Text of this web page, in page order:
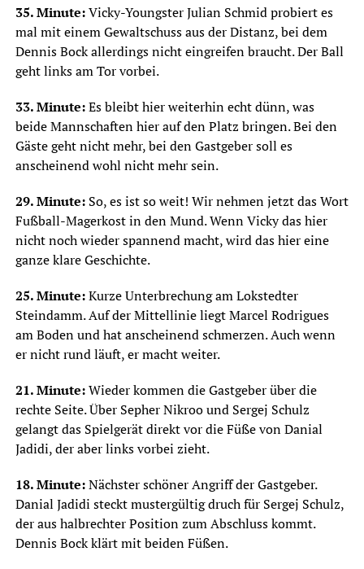
35. Minute:Vicky-Youngster Julian Schmid probiert es
mal mit einem Gewaltschuss aus der Distanz, bei dem
Dennis Bock allerdings nicht eingreifen braucht. Der Ball
geht links am Tor vorbei.
33. Minute:Es bleibt hier weiterhin echt dünn, was
beide Mannschaften hier auf den Platz bringen. Bei den
Gäste geht nicht mehr, bei den Gastgeber soll es
anscheinend wohl nicht mehr sein.
29. Minute: So, es ist so weit! Wir nehmen jetzt das Wort
Fußball-Magerkost in den Mund. Wenn Vicky das hier
nicht noch wieder spannend macht, wird das hier eine
ganze klare Geschichte.
25. Minute:Kurze Unterbrechung am Lokstedter
Steindamm. Auf der Mittellinie liegt Marcel Rodrigues
am Boden und hat anscheinend schmerzen. Auch wenn
er nicht rund läuft, er macht weiter.
21. Minute:Wieder kommen die Gastgeber über die
rechte Seite. Über Sepher Nikroo und Sergej Schulz
gelangt das Spielgerät direkt vor die Füße von Danial
Jadidi, der aber links vorbei zieht.
18. Minute:Nächster schöner Angriff der Gastgeber.
Danial Jadidi steckt mustergültig druch für Sergej Schulz,
der aus halbrechter Position zum Abschluss kommt.
Dennis Bock klärt mit beiden Füßen.